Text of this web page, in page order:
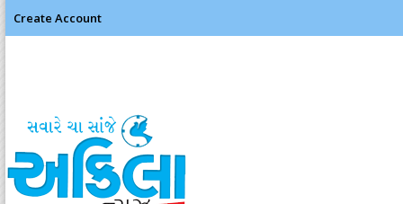
Create Account